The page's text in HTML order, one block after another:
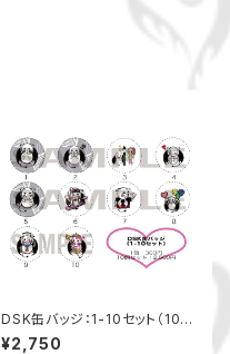
DSK缶バッジ：1-10セット（10種
類）
¥2,750